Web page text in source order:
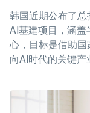
韩国近期公布了
AI基建项目，涵
心，目标是借助
向AI时代的关键产